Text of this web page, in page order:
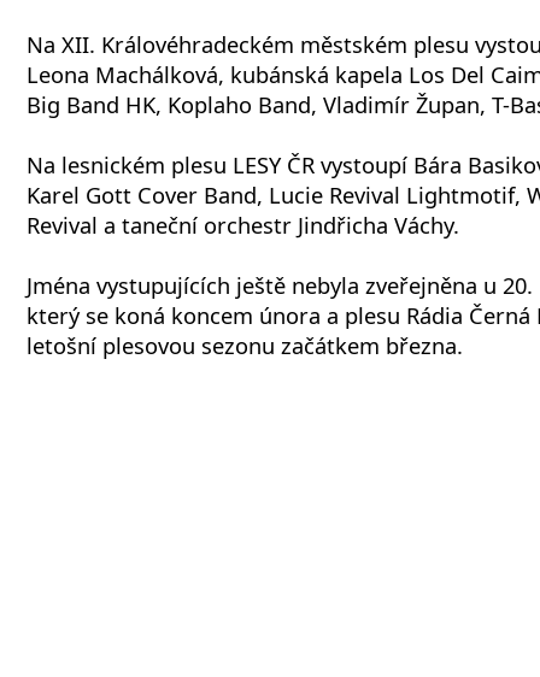
Na XII. Královéhradeckém městském plesu
Leona Machálková, kubánská kapela Los Del
Big Band HK, Koplaho Band, Vladimír Župan, T-
Na lesnickém plesu LESY ČR vystoupí Bára
Karel Gott Cover Band, Lucie Revival Lightmotif,
Revival a taneční orchestr Jindřicha Váchy.
Jména vystupujících ještě nebyla zveřejněna u
který se koná koncem února a plesu Rádia
letošní plesovou sezonu začátkem března.